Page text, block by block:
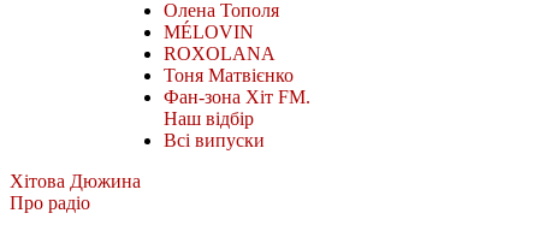
Олена Тополя
MÉLOVIN
ROXOLANA
Тоня Матвієнко
Фан-зона Хіт FM.
Наш відбір
Всі випуски
Хітова Дюжина
Про радіо